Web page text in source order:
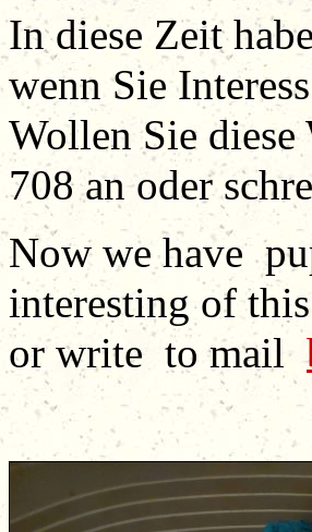
In diese Zeit
wenn Sie
Wollen Sie diese
708 an oder
Now we have
interesting of
or write to mail